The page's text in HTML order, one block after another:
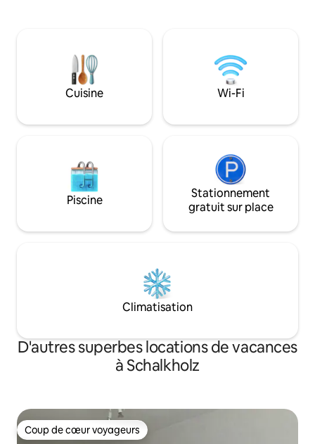
journées à la plage, les balades à vélo et
les excursions – le point de départ idéal
pour vos vacances inoubliables au bord
piscine ou
bain à remous.
famille ou en
trouverez
Cuisine Wi-Fi
Piscine
Stationnement
gratuit sur place
Climatisation
D'autres superbes locations de vacances
à Schalkholz
Coup de cœur voyageurs
Coup de cœur voyageurs